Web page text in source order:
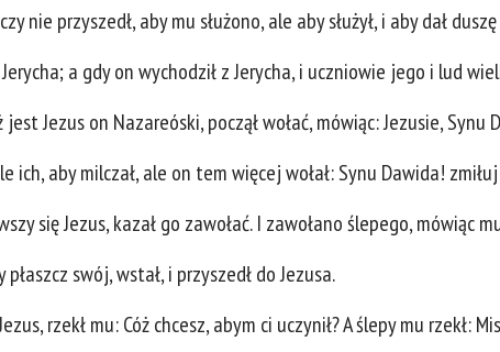
nie przyszedł, aby mu służono, ale aby służył, i aby dał
a gdy on wychodził z Jerycha, i uczniowie jego i lud
jest Jezus on Nazareóski, począł wołać, mówiąc: Jezusie,
ich, aby milczał, ale on tem więcej wołał: Synu Dawida!
się Jezus, kazał go zawołać. I zawołano ślepego, mówiąc
swój, wstał, i przyszedł do Jezusa.
rzekł mu: Cóż chcesz, abym ci uczynił? A ślepy mu rzekł: